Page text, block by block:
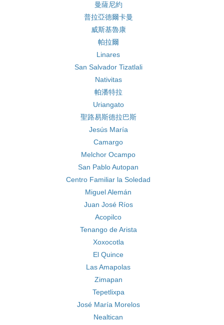
曼薩尼約
普拉亞德爾卡曼
威斯基魯康
帕拉爾
Linares
San Salvador Tizatlali
Nativitas
帕潘特拉
Uriangato
聖路易斯德拉巴斯
Jesús María
Camargo
Melchor Ocampo
San Pablo Autopan
Centro Familiar la Soledad
Miguel Alemán
Juan José Ríos
Acopilco
Tenango de Arista
Xoxocotla
El Quince
Las Amapolas
Zimapan
Tepetlixpa
José María Morelos
Nealtican